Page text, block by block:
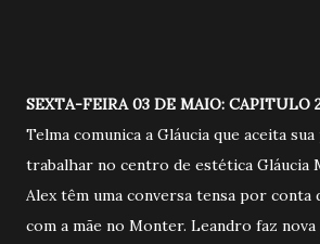
SEXTA-FEIRA 03 DE MAIO: CAPITULO
Telma comunica a Gláucia que aceita
trabalhar no centro de estética Gláucia
Alex têm uma conversa tensa por conta
com a mãe no Monter. Leandro faz